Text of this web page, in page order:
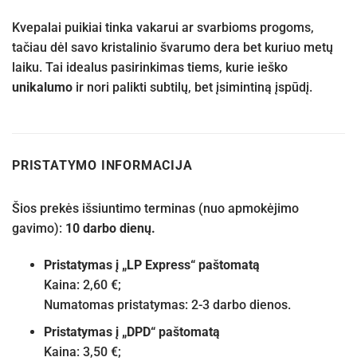
Kvepalai puikiai tinka vakarui ar svarbioms progoms,
tačiau dėl savo kristalinio švarumo dera bet kuriuo metų
laiku. Tai idealus pasirinkimas tiems, kurie ieško
unikalumo ir nori palikti subtilų, bet įsimintiną įspūdį.
PRISTATYMO INFORMACIJA
Šios prekės išsiuntimo terminas (nuo apmokėjimo
gavimo): 10 darbo dienų.
Pristatymas į „LP Express“ paštomatą
Kaina: 2,60 €;
Numatomas pristatymas: 2-3 darbo dienos.
Pristatymas į „DPD“ paštomatą
Kaina: 3,50 €;